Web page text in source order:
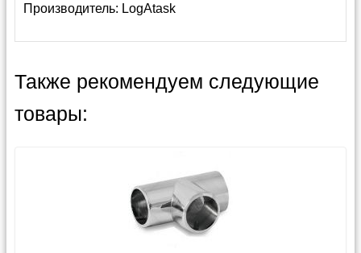
Производитель: LogAtask
Также рекомендуем следующие
товары: